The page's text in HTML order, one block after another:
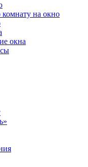
на окно
окна